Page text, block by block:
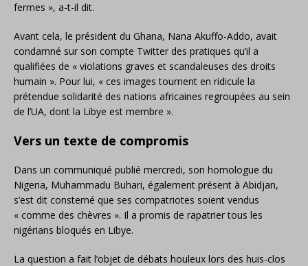
fermes », a-t-il dit.
Avant cela, le président du Ghana, Nana Akuffo-Addo, avait
condamné sur son compte Twitter des pratiques qu’il a
qualifiées de « violations graves et scandaleuses des droits
humain ». Pour lui, « ces images tournent en ridicule la
prétendue solidarité des nations africaines regroupées au sein
de l’UA, dont la Libye est membre ».
Vers un texte de compromis
Dans un communiqué publié mercredi, son homologue du
Nigeria, Muhammadu Buhari, également présent à Abidjan,
s’est dit consterné que ses compatriotes soient vendus
« comme des chèvres ». Il a promis de rapatrier tous les
nigérians bloqués en Libye.
La question a fait l’objet de débats houleux lors des huis-clos